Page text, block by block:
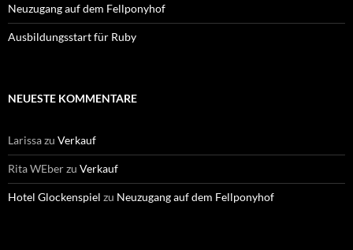
Neuzugang auf dem Fellponyhof
Ausbildungsstart für Ruby
NEUESTE KOMMENTARE
Larissazu Verkauf
Rita WEberzu Verkauf
Hotel Glockenspiel zu Neuzugang auf dem Fellponyhof